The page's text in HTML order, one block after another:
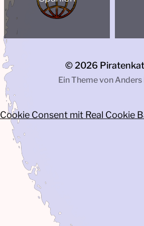
© 2026
Ein Theme von Anders
Cookie Consent mit Real Cookie